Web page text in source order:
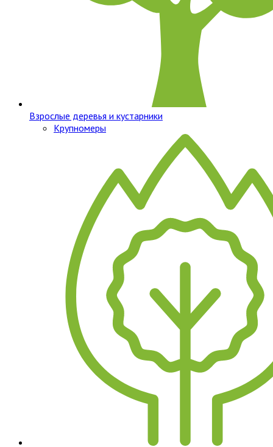
Взрослые деревья и кустарники
Крупномеры